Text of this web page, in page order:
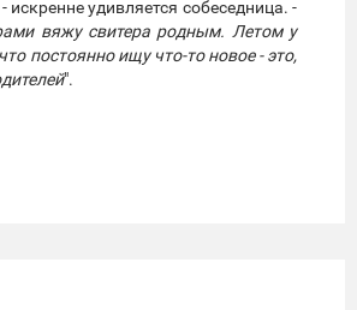
искренне удивляется собеседница. -
вяжу свитера родным. Летом у
постоянно ищу что-то новое - это,
".